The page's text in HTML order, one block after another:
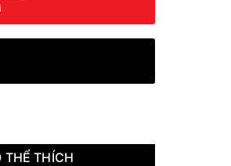
THỂ THÍCH